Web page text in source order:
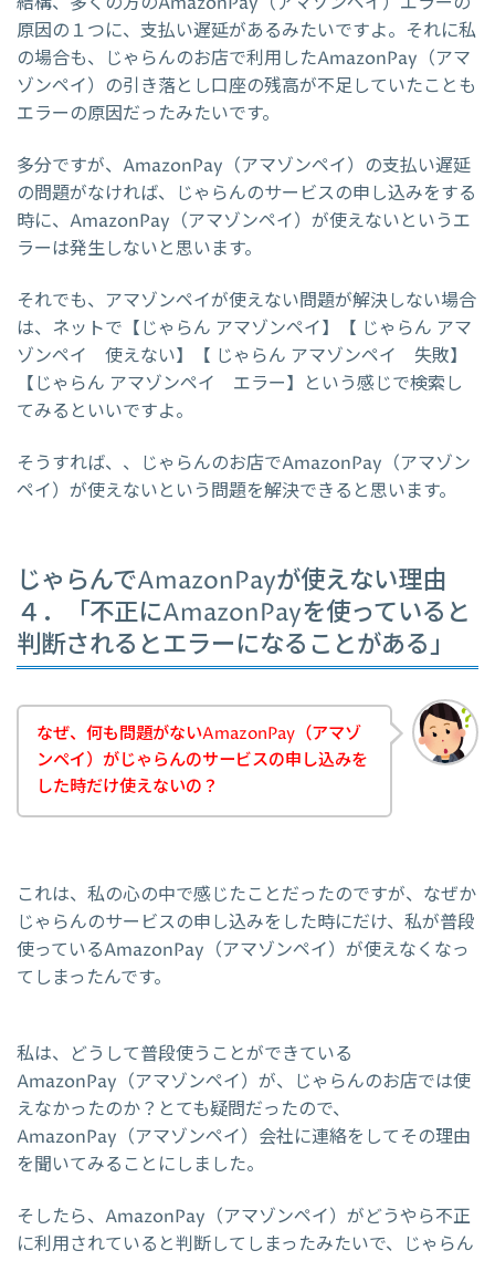
原因の１つに、支払い遅延があるみたいですよ。それに私
の場合も、じゃらんのお店で利用したAmazonPay（アマ
ゾンペイ）の引き落とし口座の残高が不足していたことも
エラーの原因だったみたいです。
多分ですが、AmazonPay（アマゾンペイ）の支払い遅延
の問題がなければ、じゃらんのサービスの申し込みをする
時に、AmazonPay（アマゾンペイ）が使えないというエ
ラーは発生しないと思います。
それでも、アマゾンペイが使えない問題が解決しない場合
は、ネットで【じゃらん アマゾンペイ】【 じゃらん アマ
ゾンペイ 使えない】【 じゃらん アマゾンペイ 失敗】
【じゃらん アマゾンペイ エラー】という感じで検索し
てみるといいですよ。
そうすれば、、じゃらんのお店でAmazonPay（アマゾン
ペイ）が使えないという問題を解決できると思います。
じゃらんでAmazonPayが使えない理由
４．「不正にAmazonPayを使っていると
判断されるとエラーになることがある」
なぜ、何も問題がないAmazonPay（アマゾ
ンペイ）がじゃらんのサービスの申し込みを
した時だけ使えないの？
これは、私の心の中で感じたことだったのですが、なぜか
じゃらんのサービスの申し込みをした時にだけ、私が普段
使っているAmazonPay（アマゾンペイ）が使えなくなっ
てしまったんです。
私は、どうして普段使うことができている
AmazonPay（アマゾンペイ）が、じゃらんのお店では使
えなかったのか？とても疑問だったので、
AmazonPay（アマゾンペイ）会社に連絡をしてその理由
を聞いてみることにしました。
そしたら、AmazonPay（アマゾンペイ）がどうやら不正
に利用されていると判断してしまったみたいで、じゃらん